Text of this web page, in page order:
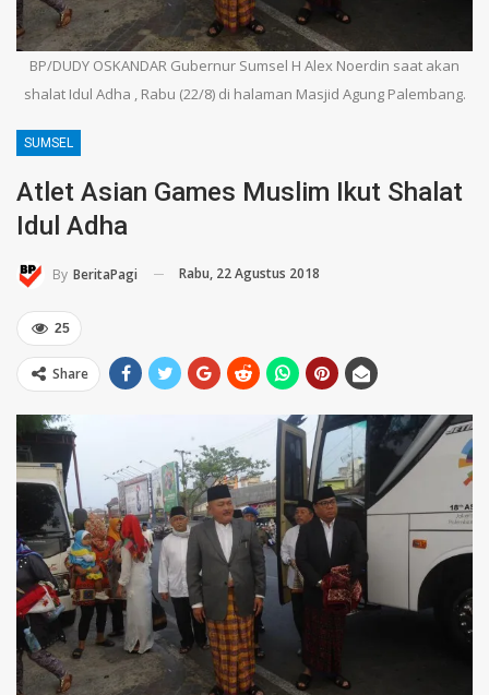
BP/DUDY OSKANDAR Gubernur Sumsel H Alex Noerdin saat akan
shalat Idul Adha , Rabu (22/8) di halaman Masjid Agung Palembang.
SUMSEL
Atlet Asian Games Muslim Ikut Shalat
Idul Adha
By BeritaPagi Rabu, 22 Agustus 2018
25
Share